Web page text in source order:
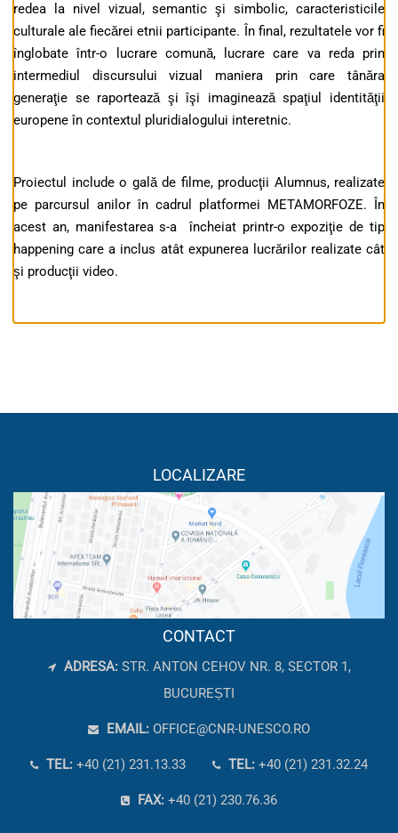
redea la nivel vizual, semantic şi simbolic, caracteristicile
culturale ale fiecărei etnii participante. În final, rezultatele vor fi
înglobate într-o lucrare comună, lucrare care va reda prin
intermediul discursului vizual maniera prin care tânăra
generaţie se raportează şi îşi imaginează spaţiul identităţii
europene în contextul pluridialogului interetnic.
Proiectul include o gală de filme, producţii Alumnus, realizate
pe parcursul anilor în cadrul platformei METAMORFOZE. În
acest an, manifestarea s-a încheiat printr-o expoziţie de tip
happening care a inclus atât expunerea lucrărilor realizate cât
şi producţii video.
LOCALIZARE
CONTACT
ADRESA: STR. ANTON CEHOV NR. 8, SECTOR 1,
BUCUREȘTI
EMAIL: OFFICE@CNR-UNESCO.RO
TEL: +40 (21) 231.13.33 TEL: +40 (21) 231.32.24
FAX: +40 (21) 230.76.36